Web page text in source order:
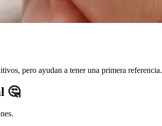
pero ayudan a tener una primera referencia.
🤔